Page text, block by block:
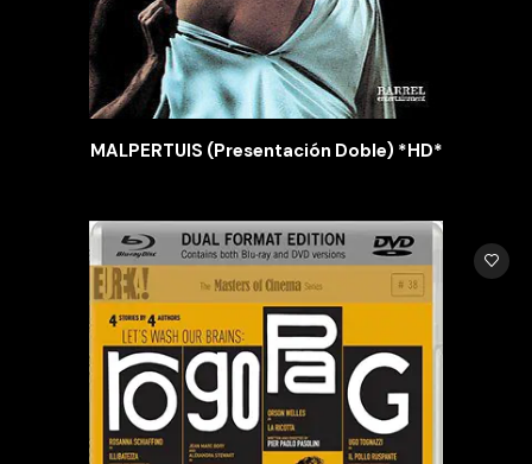
MALPERTUIS (Presentación Doble) *HD*